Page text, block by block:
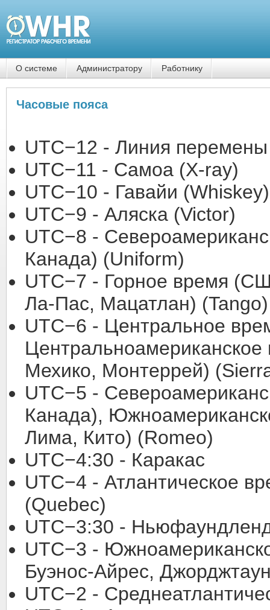
О системе Администратору Работнику
Часовые пояса
UTC−12 - Линия
UTC−11 - Самоа (X-ray)
UTC−10 - Гавайи (Whiskey)
UTC−9 - Аляска (Victor)
UTC−8 -
Канада) (Uniform)
UTC−7 - Горное время
Ла-Пас, Мацатлан) (Tango)
UTC−6 - Центральное
Мехико, Монтеррей)
UTC−5 -
Канада),
Лима, Кито) (Romeo)
UTC−4:30 - Каракас
UTC−4 - Атлантическое
(Quebec)
UTC−3:30 -
UTC−3 -
Буэнос-Айрес,
UTC−2 -